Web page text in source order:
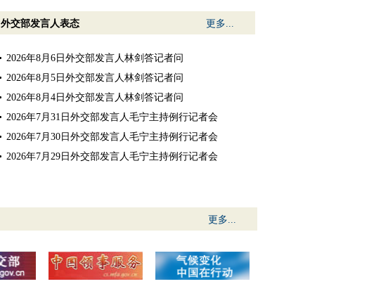
外交部发言人表态 更多...
2026年8月6日外交部发言人林剑答记者问
2026年8月5日外交部发言人林剑答记者问
2026年8月4日外交部发言人林剑答记者问
2026年7月31日外交部发言人毛宁主持例行记者会
2026年7月30日外交部发言人毛宁主持例行记者会
2026年7月29日外交部发言人毛宁主持例行记者会
更多...